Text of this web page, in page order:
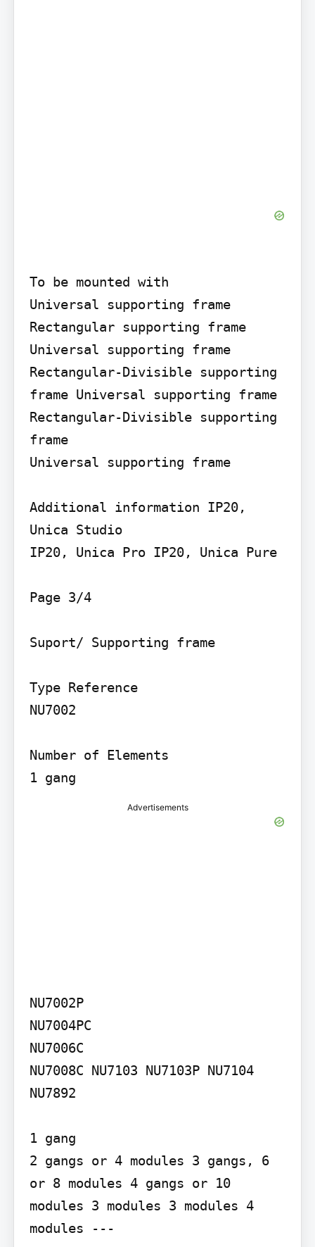
To be mounted with
Universal supporting frame
Rectangular supporting frame
Universal supporting frame
Rectangular-Divisible supporting
frame Universal supporting frame
Rectangular-Divisible supporting
frame
Universal supporting frame
Additional information IP20,
Unica Studio
IP20, Unica Pro IP20, Unica Pure
Page 3/4
Suport/ Supporting frame
Type Reference
NU7002
Number of Elements
Advertisements
NU7002P
NU7004PC
NU7006C
NU7008C NU7103 NU7103P NU7104
NU7892
1 gang
2 gangs or 4 modules 3 gangs, 6
or 8 modules 4 gangs or 10
modules 3 modules 3 modules 4
modules ---